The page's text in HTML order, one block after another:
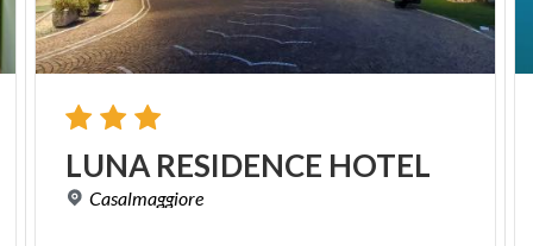
LUNA RESIDENCE HOTEL
Casalmaggiore